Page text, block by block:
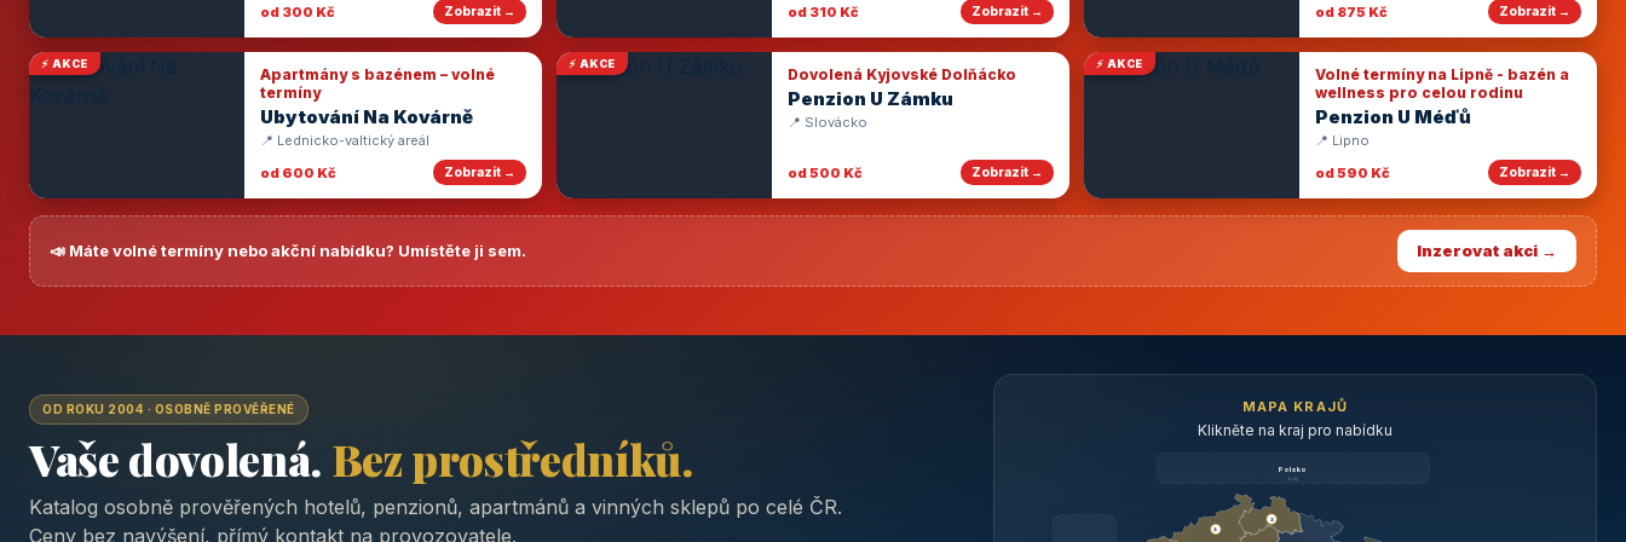
od 300 Kč Zobrazit → od 310 Kč Zobrazit → od 875 Kč Zobrazit →
⚡ AKCE
Apartmány s bazénem – volné
termíny
Ubytování Na Kovárně
📍 Lednicko-valtický areál
od 600 Kč
Zobrazit →
⚡ AKCE
Dovolená Kyjovské Dolňácko
Penzion U Zámku
📍 Slovácko
od 500 Kč Zobrazit →
⚡ AKCE
Volné termíny na Lipně - bazén a
wellness pro celou rodinu
Penzion U Méďů
📍 Lipno
od 590 Kč
Zobrazit →
📣 Máte volné termíny nebo akční nabídku? Umístěte ji sem. Inzerovat akci →
OD ROKU 2004 · OSOBNĚ PROVĚŘENÉ
Vaše dovolená. Bez prostředníků.
Katalog osobně prověřených hotelů, penzionů, apartmánů a vinných sklepů po celé ČR.
Ceny bez navýšení, přímý kontakt na provozovatele.
MAPA KRAJŮ
Klikněte na kraj pro nabídku
Polsko
brzy
3
3